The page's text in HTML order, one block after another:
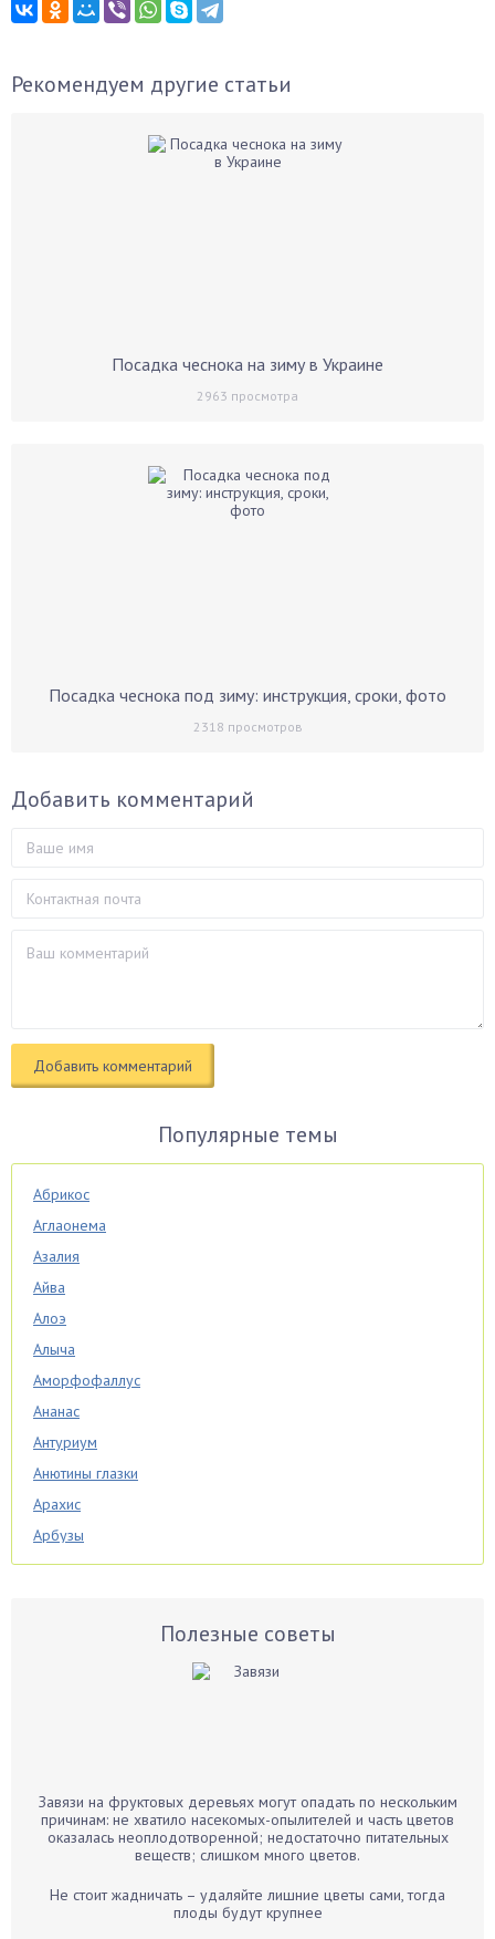
Рекомендуем другие статьи
Посадка чеснока на зиму в Украине
2963 просмотра
Посадка чеснока под зиму: инструкция, сроки, фото
2318 просмотров
Добавить комментарий
Популярные темы
Абрикос
Аглаонема
Азалия
Айва
Алоэ
Алыча
Аморфофаллус
Ананас
Антуриум
Анютины глазки
Арахис
Арбузы
Аспарагус
Бархатцы
Бегония
Бирючина
Полезные советы
Завязи на фруктовых деревьях могут опадать по нескольким
причинам: не хватило насекомых-опылителей и часть цветов
оказалась неоплодотворенной; недостаточно питательных
веществ; слишком много цветов.
Не стоит жадничать – удаляйте лишние цветы сами, тогда
плоды будут крупнее